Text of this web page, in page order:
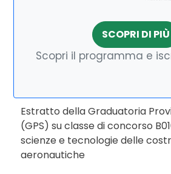
SCOPRI DI PIÙ
Scopri il programma e
Estratto della Graduatoria
(GPS) su classe di concorso
scienze e tecnologie delle
aeronautiche